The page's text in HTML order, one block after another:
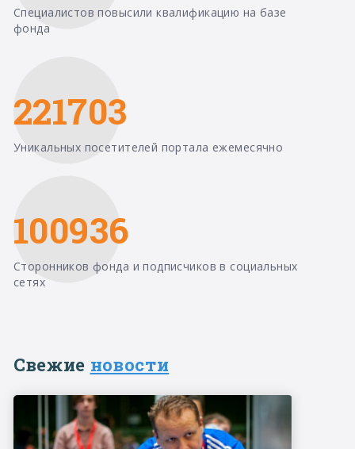
Специалистов повысили квалификацию на базе
фонда
221703
Уникальных посетителей портала ежемесячно
100936
Сторонников фонда и подписчиков в социальных
сетях
Свежие новости